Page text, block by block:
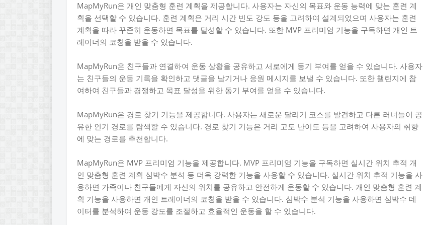
MapMyRun은 개인 맞춤형 훈련 계획을 제공합니다. 사용자는 자신의 목표와 운동 능력에 맞는 훈련 계
획을 선택할 수 있습니다. 훈련 계획은 거리 시간 빈도 강도 등을 고려하여 설계되었으며 사용자는 훈련
계획을 따라 꾸준히 운동하면 목표를 달성할 수 있습니다. 또한 MVP 프리미엄 기능을 구독하면 개인 트
레이너의 코칭을 받을 수 있습니다.
MapMyRun은 친구들과 연결하여 운동 상황을 공유하고 서로에게 동기 부여를 얻을 수 있습니다. 사용자
는 친구들의 운동 기록을 확인하고 댓글을 남기거나 응원 메시지를 보낼 수 있습니다. 또한 챌린지에 참
여하여 친구들과 경쟁하고 목표 달성을 위한 동기 부여를 얻을 수 있습니다.
MapMyRun은 경로 찾기 기능을 제공합니다. 사용자는 새로운 달리기 코스를 발견하고 다른 러너들이 공
유한 인기 경로를 탐색할 수 있습니다. 경로 찾기 기능은 거리 고도 난이도 등을 고려하여 사용자의 취향
에 맞는 경로를 추천합니다.
MapMyRun은 MVP 프리미엄 기능을 제공합니다. MVP 프리미엄 기능을 구독하면 실시간 위치 추적 개
인 맞춤형 훈련 계획 심박수 분석 등 더욱 강력한 기능을 사용할 수 있습니다. 실시간 위치 추적 기능을 사
용하면 가족이나 친구들에게 자신의 위치를 공유하고 안전하게 운동할 수 있습니다. 개인 맞춤형 훈련 계
획 기능을 사용하면 개인 트레이너의 코칭을 받을 수 있습니다. 심박수 분석 기능을 사용하면 심박수 데
이터를 분석하여 운동 강도를 조절하고 효율적인 운동을 할 수 있습니다.